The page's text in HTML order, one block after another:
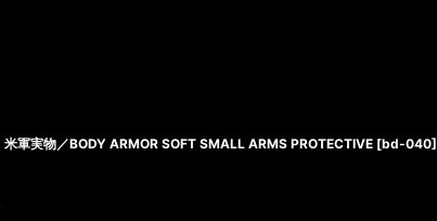
米軍実物／BODY ARMOR SOFT SMALL ARMS PROTECTIVE [bd-040]